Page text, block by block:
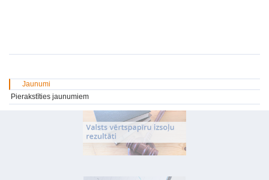
Jaunumi
Pierakstīties jaunumiem